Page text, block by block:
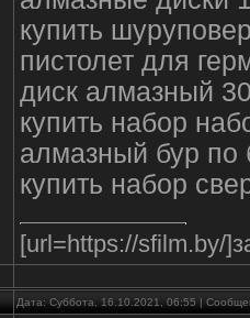
купить
пистолет для
диск алмазный
купить набор
алмазный бур по
купить набор
[url=https://sfilm.by/
Дата: Суббота, 16.10.2021, 06:55 |